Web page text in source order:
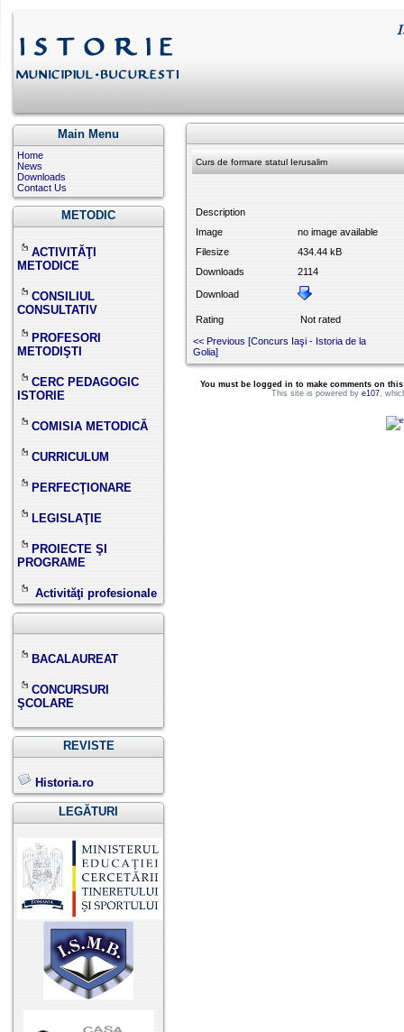
Main Menu
Home
News
Downloads
Contact Us
METODIC
ACTIVITĂŢI
METODICE
CONSILIUL
CONSULTATIV
PROFESORI
METODIŞTI
CERC PEDAGOGIC
ISTORIE
COMISIA METODICĂ
CURRICULUM
PERFECŢIONARE
LEGISLAŢIE
PROIECTE ŞI
PROGRAME
Activităţi profesionale
BACALAUREAT
CONCURSURI
ŞCOLARE
REVISTE
Historia.ro
LEGĂTURI
Curs de formare statul Ierusalim
Description
Image
no image available
Filesize
434.44 kB
Downloads
2114
Download
Rating
Not rated
<< Previous [Concurs Iaşi - Istoria de la
Golia]
You must be logged in to make comments on
This site is powered bye107,